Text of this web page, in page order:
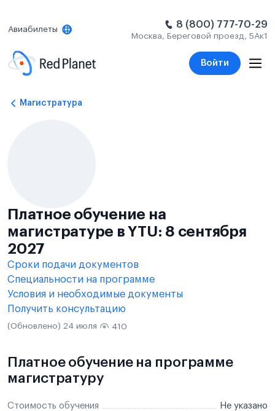
Авиабилеты 8 (800) 777-70-29
Москва, Береговой проезд, 5Ак1
Войти
Магистратура
Платное обучение на
магистратуре в YTU: 8 сентября
2027
Сроки подачи документов
Специальности на программе
Условия и необходимые документы
Получить консультацию
(Обновлено) 24 июля 410
Платное обучение на программе
магистратуру
Стоимость обучения Не указано